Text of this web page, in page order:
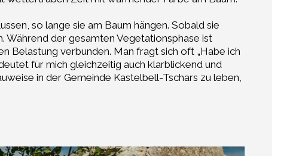
so lange sie am Baum hängen. Sobald sie
Während der gesamten Vegetationsphase ist
Belastung verbunden. Man fragt sich oft „Habe ich
für mich gleichzeitig auch klarblickend und
in der Gemeinde Kastelbell-Tschars zu leben,